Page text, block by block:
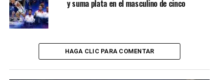
y suma plata en el masculino de cinco
HAGA CLIC PARA COMENTAR